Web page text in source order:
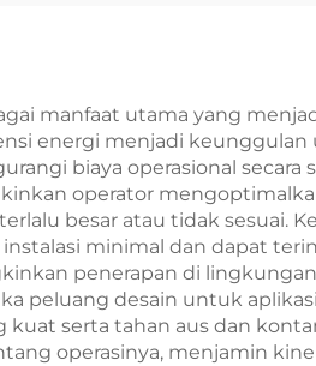
manfaat utama yang
energi menjadi
biaya operasional
operator
besar atau tidak sesuai.
minimal dan dapat
penerapan di
peluang desain untuk
serta tahan aus dan
operasinya, menjamin